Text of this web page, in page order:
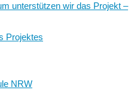
unterstützen wir das Projekt –
Projektes
NRW